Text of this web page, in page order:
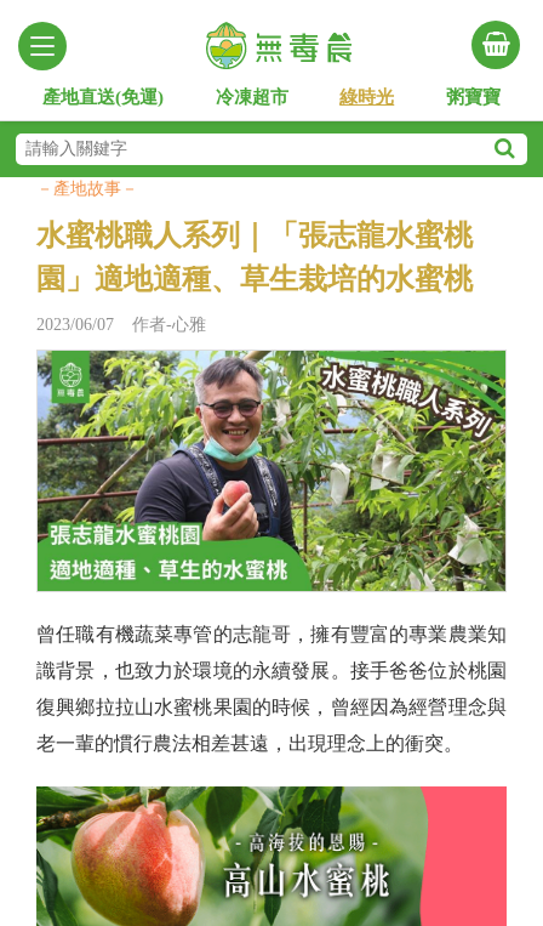
產地直送(免運) 冷凍超市 綠時光 粥寶寶
－產地故事－
水蜜桃職人系列｜「張志龍水蜜桃
園」適地適種、草生栽培的水蜜桃
2023/06/07 作者-心雅
曾任職有機蔬菜專管的志龍哥，擁有豐富的專業農業知
識背景，也致力於環境的永續發展。接手爸爸位於桃園
復興鄉拉拉山水蜜桃果園的時候，曾經因為經營理念與
老一輩的慣行農法相差甚遠，出現理念上的衝突。